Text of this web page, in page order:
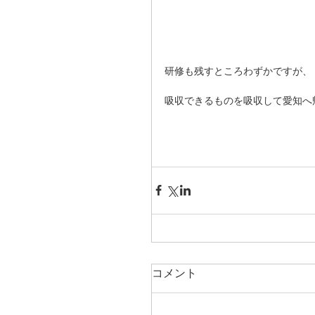
研修も残すところわずかですが、
吸収できるものを吸収して愛知へ
コメント